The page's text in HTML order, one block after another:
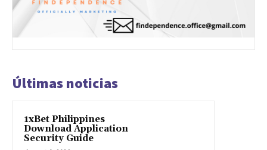
Últimas noticias
1xBet Philippines
Download Application
Security Guide